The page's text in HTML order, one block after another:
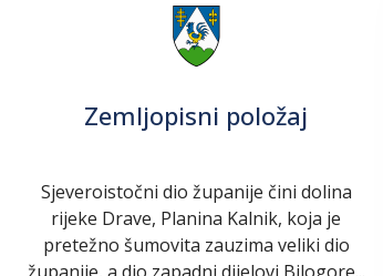
Zemljopisni položaj
Sjeveroistočni dio županije čini dolina
rijeke Drave, Planina Kalnik, koja je
pretežno šumovita zauzima veliki dio
županije, a dio zapadni dijelovi Bilogore...